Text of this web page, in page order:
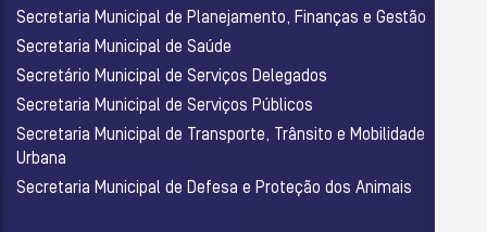
Secretaria Municipal de Planejamento, Finanças e Gestão
Secretaria Municipal de Saúde
Secretário Municipal de Serviços Delegados
Secretaria Municipal de Serviços Públicos
Secretaria Municipal de Transporte, Trânsito e Mobilidade
Urbana
Secretaria Municipal de Defesa e Proteção dos Animais